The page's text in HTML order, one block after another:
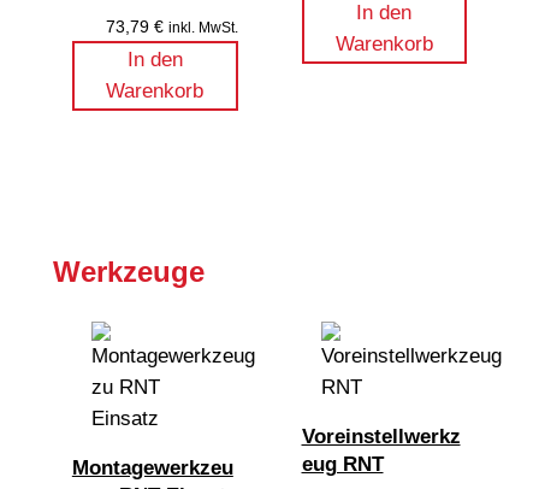
73,79 € inkl. MwSt.
In den
Warenkorb
In den
Warenkorb
Werkzeuge
Montagewerkzeu
Voreinstellwerkz
eug RNT